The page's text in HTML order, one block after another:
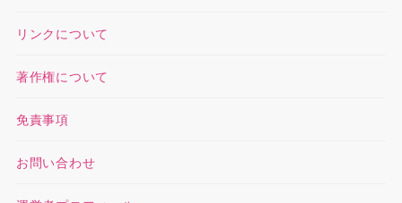
リンクについて
著作権について
免責事項
お問い合わせ